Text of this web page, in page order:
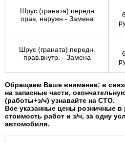
Шрус (граната) передн
прав, наружн.- Замена
Шрус (граната) передн.
прав.внутр. - Замена
Обращаем Ваше внимание: в
на запасные части,
(работы+з/ч) узнавайте на СТО.
Все указанные цены розничные
стоимость работ и з/ч, за одну
автомобиля.